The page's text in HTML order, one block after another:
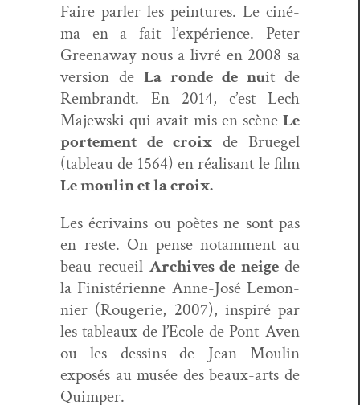
Faire par­ler les pein­tures. Le ciné­
ma en a fait l’expérience. Peter
Green­away nous a livré en 2008 sa
ver­sion de La ronde de nuit de
Rem­brandt. En 2014, c’est Lech
Majew­s­ki qui avait mis en scène Le
porte­ment de croix de Bruegel
(tableau de 1564) en réal­isant le film
Le moulin et la croix.
Les écrivains ou poètes ne sont pas
en reste. On pense notam­ment au
beau recueil Archives de neigede
la Fin­istéri­enne Anne-José Lemon­
nier (Rougerie, 2007), inspiré par
les tableaux de l’Ecole de Pont-Aven
ou les dessins de Jean Moulin
exposés au musée des beaux-arts de
Quimper.